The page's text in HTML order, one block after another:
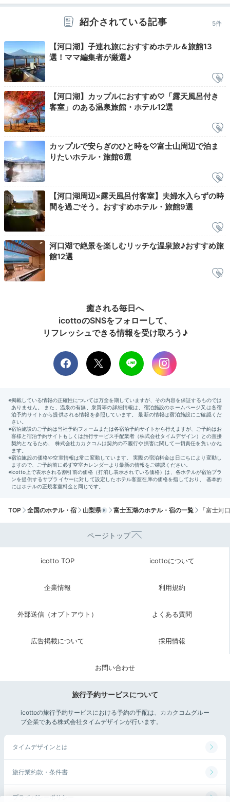
洋食たくさんの料理をいただきました！また、アレルギ
ー対応もしていただけました。
+3
Onsen
21:00
絶景を眺めながら
名湯を堪能
地下1階大浴場
就寝前には地下1階の大浴場で、富士河口湖温泉を満
充実。また、最上階7階には展望大浴場や展望貸切風呂
も！夜の河口湖を眺めながら癒しの時間を過ごせます。
momochan__trip
風呂もあり、まったりゆったり長湯しながら過ごしました！
2日目
Breakfast
08:00
和を詰め込んだ朝食で
朝からほっこり
朝食は食事会場の広間で和定食を。4名までであれば追
加料金で部屋食も可能です。贅沢気分を味わえる木箱に
は色とりどりのメニューがずらり。朝から胃も心も満た
されそうですね。
紹介されている記事 5件
【河口湖】子連れ旅におすすめホテル＆旅館13
選！ママ編集者が厳選♪
【河口湖】カップルにおすすめ♡「露天風呂付き
客室」のある温泉旅館・ホテル12選
カップルで安らぎのひと時を♡富士山周辺で泊ま
りたいホテル・旅館6選
【河口湖周辺×露天風呂付客室】夫婦水入らずの時
間を過ごそう。おすすめホテル・旅館9選
河口湖で絶景を楽しむリッチな温泉旅♪おすすめ旅
館12選
癒される毎日へ
icottoのSNSをフォローして、
リフレッシュできる情報を受け取ろう♪
TOP 全国のホテル・宿 山梨県 富士五湖のホテル・宿の一覧 「富士河
ページトップ
icotto TOP icottoについて
企業情報 利用規約
外部送信（オプトアウト） よくある質問
広告掲載について 採用情報
お問い合わせ
旅行予約サービスについて
icottoの旅行予約サービスにおける予約の手配は、カカクコムグルー
プ企業である株式会社タイムデザインが行います。
タイムデザインとは
旅行業約款・条件書
プライバシーポリシー